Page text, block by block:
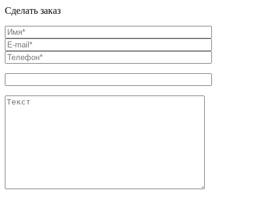
Сделать заказ